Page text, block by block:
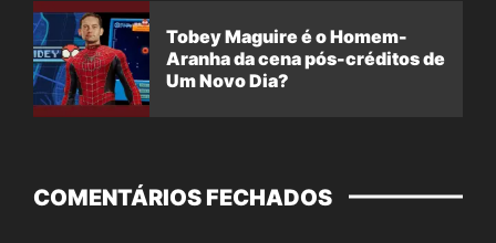
Tobey Maguire é o Homem-
Aranha da cena pós-créditos de
Um Novo Dia?
COMENTÁRIOS FECHADOS